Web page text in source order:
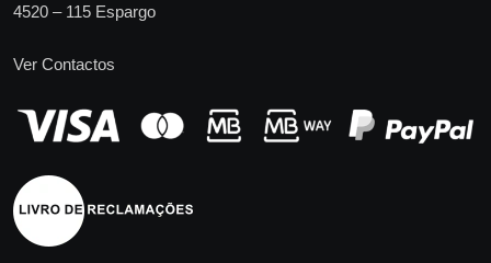
4520 – 115 Espargo
Ver Contactos